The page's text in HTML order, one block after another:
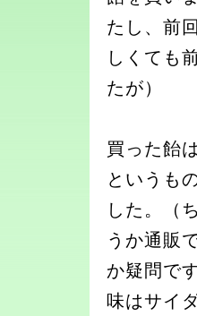
たし、前
しくても
たが）
買った飴
というも
した。（
うか通販
か疑問で
味はサイ